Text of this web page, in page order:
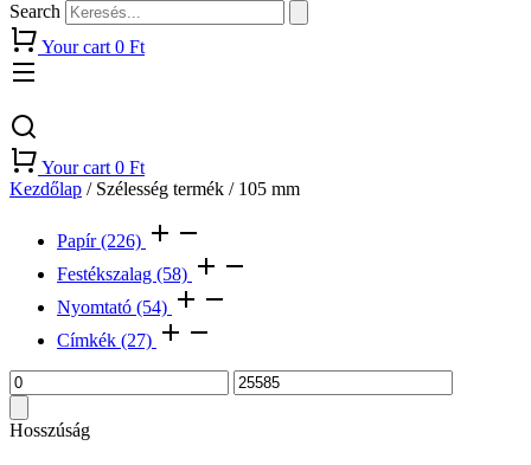
Search
Your cart0 Ft
Your cart0 Ft
Kezdőlap / Szélesség termék / 105 mm
Papír(226)
Festékszalag (58)
Nyomtató (54)
Címkék (27)
Hosszúság